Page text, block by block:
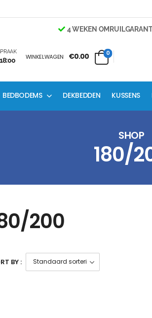
4 WEKEN OMRUILGARANTIE
WINKELWAGEN €0.00 0
BEDBODEMS DEKBEDDEN KUSSENS
SHOP
180/
200
BY :